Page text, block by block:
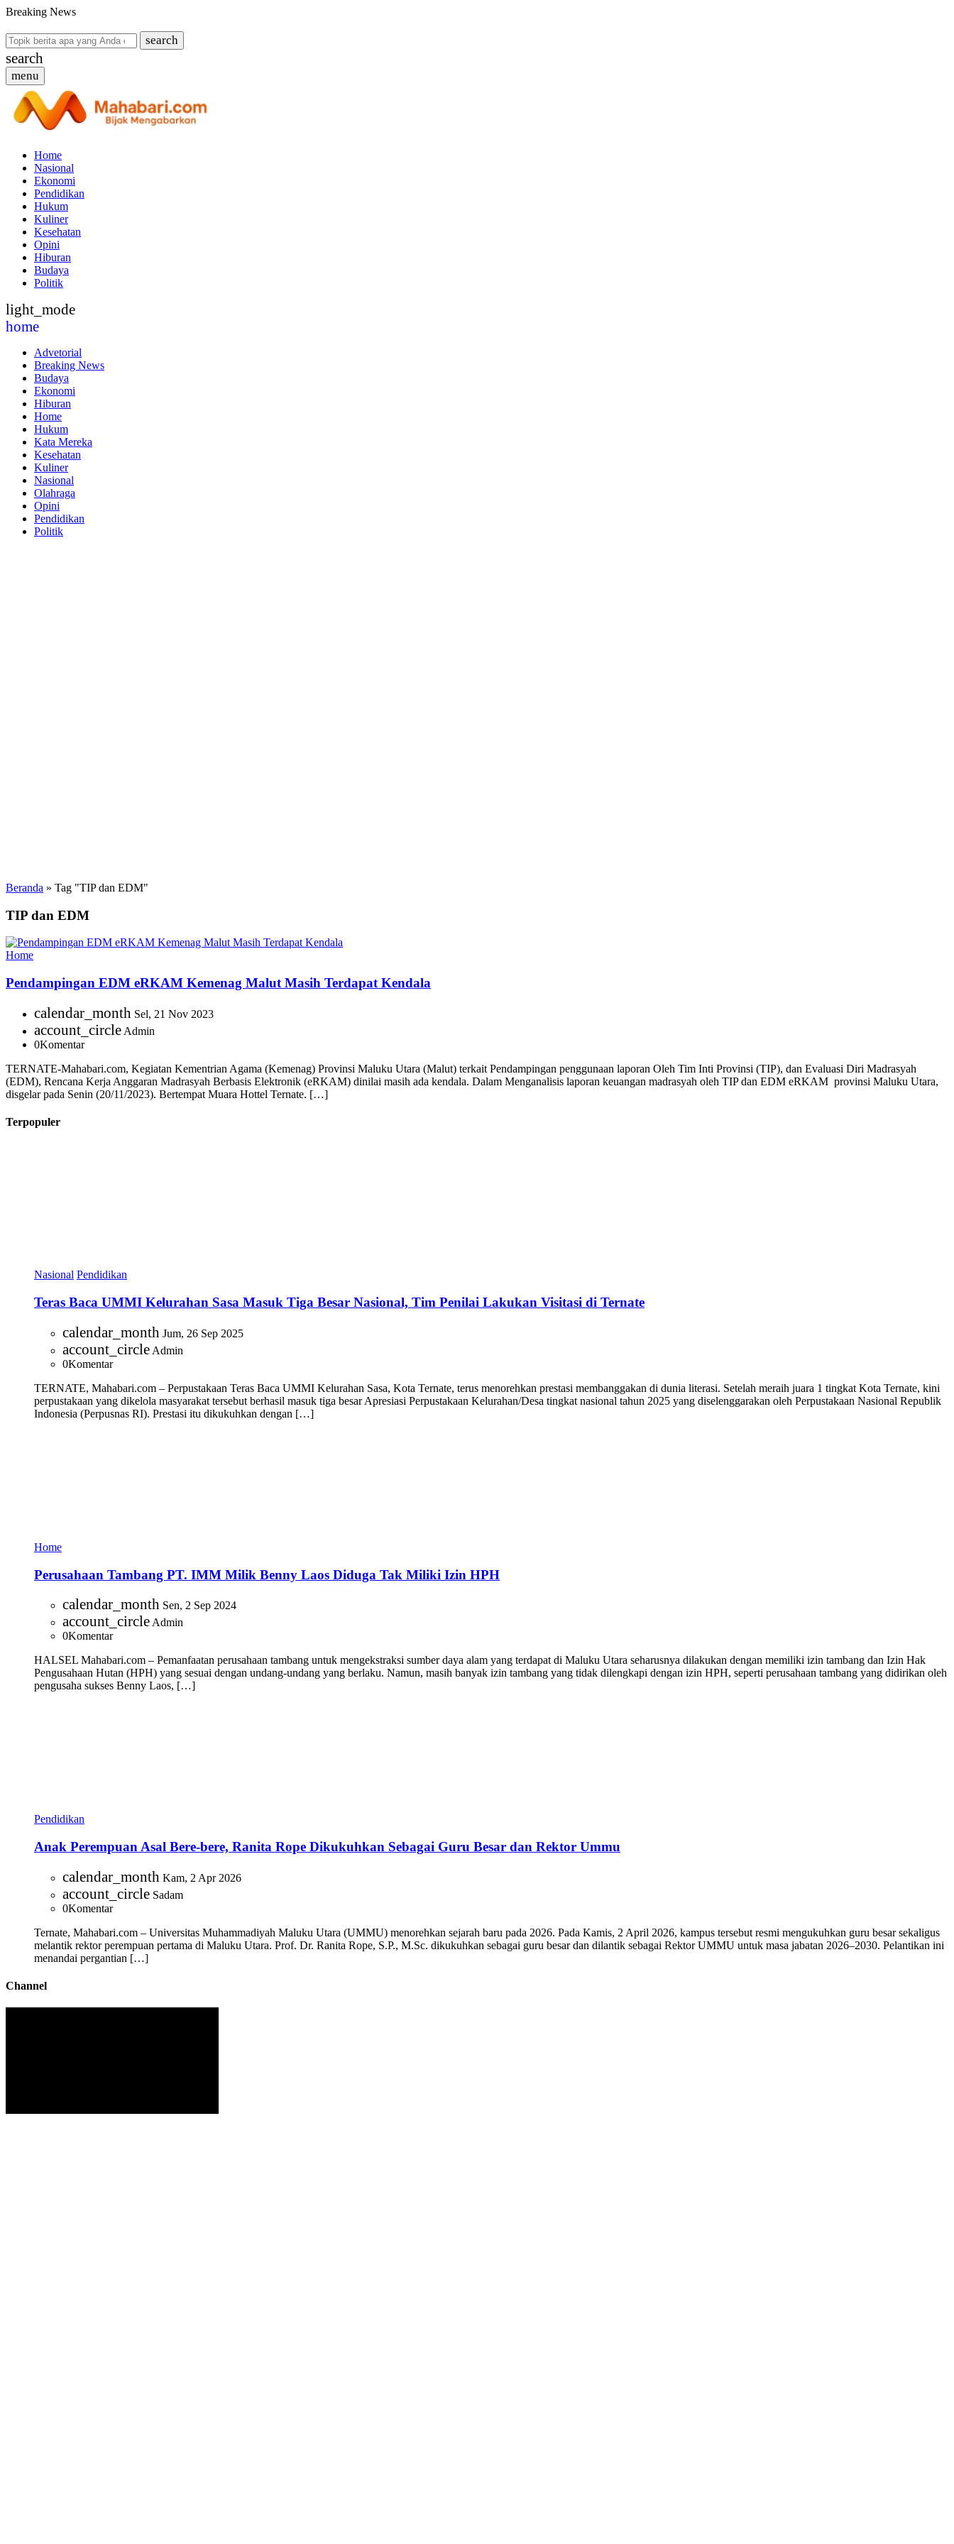
Breaking News
search
search
menu
Home
Nasional
Ekonomi
Pendidikan
Hukum
Kuliner
Kesehatan
Opini
Hiburan
Budaya
Politik
light_mode
home
Advetorial
Breaking News
Budaya
Ekonomi
Hiburan
Home
Hukum
Kata Mereka
Kesehatan
Kuliner
Nasional
Olahraga
Opini
Pendidikan
Politik
Beranda » Tag "TIP dan EDM"
TIP dan EDM
Home
Pendampingan EDM eRKAM Kemenag Malut Masih Terdapat Kendala
calendar_month Sel, 21 Nov 2023
account_circle Admin
0Komentar
TERNATE-Mahabari.com, Kegiatan Kementrian Agama (Kemenag) Provinsi Maluku Utara (Malut) terkait Pendampingan penggunaan laporan Oleh Tim Inti Provinsi (TIP), dan Evaluasi Diri Madrasyah
(EDM), Rencana Kerja Anggaran Madrasyah Berbasis Elektronik (eRKAM) dinilai masih ada kendala. Dalam Menganalisis laporan keuangan madrasyah oleh TIP dan EDM eRKAM provinsi Maluku Utara,
disgelar pada Senin (20/11/2023). Bertempat Muara Hottel Ternate. […]
Terpopuler
Nasional Pendidikan
Teras Baca UMMI Kelurahan Sasa Masuk Tiga Besar Nasional, Tim Penilai Lakukan Visitasi di Ternate
calendar_month Jum, 26 Sep 2025
account_circle Admin
0Komentar
TERNATE, Mahabari.com – Perpustakaan Teras Baca UMMI Kelurahan Sasa, Kota Ternate, terus menorehkan prestasi membanggakan di dunia literasi. Setelah meraih juara 1 tingkat Kota Ternate, kini
perpustakaan yang dikelola masyarakat tersebut berhasil masuk tiga besar Apresiasi Perpustakaan Kelurahan/Desa tingkat nasional tahun 2025 yang diselenggarakan oleh Perpustakaan Nasional Republik
Indonesia (Perpusnas RI). Prestasi itu dikukuhkan dengan […]
Home
Perusahaan Tambang PT. IMM Milik Benny Laos Diduga Tak Miliki Izin HPH
calendar_month Sen, 2 Sep 2024
account_circle Admin
0Komentar
HALSEL Mahabari.com – Pemanfaatan perusahaan tambang untuk mengekstraksi sumber daya alam yang terdapat di Maluku Utara seharusnya dilakukan dengan memiliki izin tambang dan Izin Hak
Pengusahaan Hutan (HPH) yang sesuai dengan undang-undang yang berlaku. Namun, masih banyak izin tambang yang tidak dilengkapi dengan izin HPH, seperti perusahaan tambang yang didirikan oleh
pengusaha sukses Benny Laos, […]
Pendidikan
Anak Perempuan Asal Bere-bere, Ranita Rope Dikukuhkan Sebagai Guru Besar dan Rektor Ummu
calendar_month Kam, 2 Apr 2026
account_circle Sadam
0Komentar
Ternate, Mahabari.com – Universitas Muhammadiyah Maluku Utara (UMMU) menorehkan sejarah baru pada 2026. Pada Kamis, 2 April 2026, kampus tersebut resmi mengukuhkan guru besar sekaligus
melantik rektor perempuan pertama di Maluku Utara. Prof. Dr. Ranita Rope, S.P., M.Sc. dikukuhkan sebagai guru besar dan dilantik sebagai Rektor UMMU untuk masa jabatan 2026–2030. Pelantikan ini
menandai pergantian […]
Channel